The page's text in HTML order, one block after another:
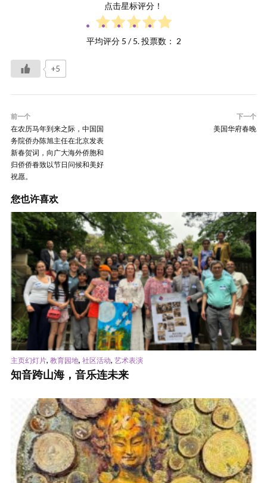
点击星标评分！
平均评分 5 / 5. 投票数： 2
+5
前一个
在农历马年到来之际，中国国
务院侨办陈旭主任在北京发表
新春贺词，向广大海外侨胞和
归侨侨眷致以节日问候和美好
祝愿。
下一个
美国华府春晚
您也许喜欢
主页幻灯片, 教育园地, 社区活动, 艺术表演
知音跨山海，音乐连未来